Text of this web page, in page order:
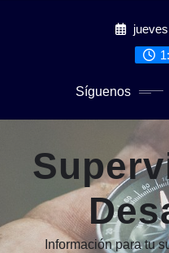
Síguenos
Información para tu